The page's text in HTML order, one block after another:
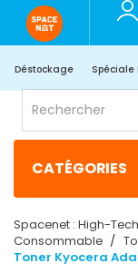
Déstockage Spéciale
CATÉGORIES
Spacenet : High-
Consommable
Toner Kyocera